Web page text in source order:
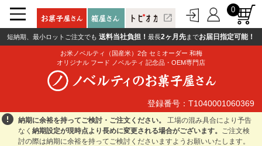
お米ノベルティ（国産米）2合 セミオーダー 和梅
オリジナル フード ノベルティ 記念品・OEM専門店
open_in_new
短納期、最小ロットご注文でも 送料当社負担！ 最長2ヶ月先までお届日指定可能！
0
登録番号：T1040001060369
error 納期に余裕を持ってご検討・ご注文ください。
工場の混み具合により予告
なく納期設定が現時点より長めに変更される場合がございます。
ご注文検
討の際は納期に余裕を持ってご検討くださいますようお願いいたします。
登録番号：T1040001060369